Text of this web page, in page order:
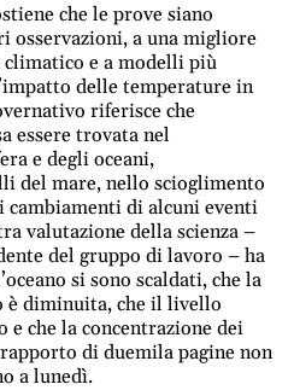
che le prove siano
osservazioni, a una migliore
climatico e a modelli più
delle temperature in
riferisce che
essere trovata nel
e degli oceani,
del mare, nello scioglimento
cambiamenti di alcuni eventi
valutazione della scienza –
del gruppo di lavoro – ha
si sono scaldati, che la
è diminuita, che il livello
e che la concentrazione dei
di duemila pagine non
a lunedì.